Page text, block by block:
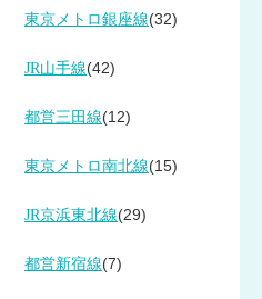
東京メトロ銀座線(32)
JR山手線(42)
都営三田線(12)
東京メトロ南北線(15)
JR京浜東北線(29)
都営新宿線(7)